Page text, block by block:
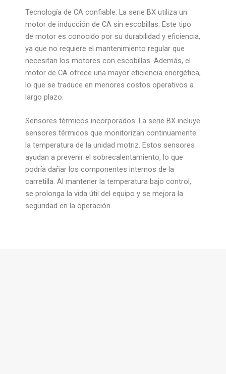
Tecnología de CA confiable: La serie BX utiliza un
motor de inducción de CA sin escobillas. Este tipo
de motor es conocido por su durabilidad y eficiencia,
ya que no requiere el mantenimiento regular que
necesitan los motores con escobillas. Además, el
motor de CA ofrece una mayor eficiencia energética,
lo que se traduce en menores costos operativos a
largo plazo.
Sensores térmicos incorporados: La serie BX incluye
sensores térmicos que monitorizan continuamente
la temperatura de la unidad motriz. Estos sensores
ayudan a prevenir el sobrecalentamiento, lo que
podría dañar los componentes internos de la
carretilla. Al mantener la temperatura bajo control,
se prolonga la vida útil del equipo y se mejora la
seguridad en la operación.